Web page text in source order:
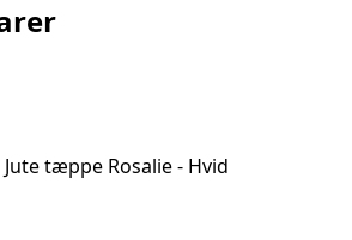
tæppe Rosalie - Hvid